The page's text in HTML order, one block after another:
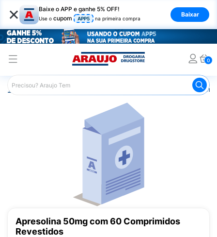
× Baixe o APP e ganhe 5% OFF!
Use o cupom APP5 na primeira compra
Baixar
0
Araujo Medicamentos
Apresolina 50mg com 60 Comprimidos
Revestidos